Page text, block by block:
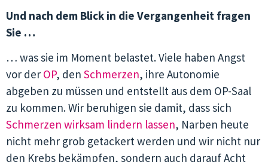
Und nach dem Blick in die Vergangenheit fragen
Sie …
… was sie im Moment belastet. Viele haben Angst
vor der OP, den Schmerzen, ihre Autonomie
abgeben zu müssen und entstellt aus dem OP-Saal
zu kommen. Wir beruhigen sie damit, dass sich
Schmerzen wirksam lindern lassen, Narben heute
nicht mehr grob getackert werden und wir nicht nur
den Krebs bekämpfen, sondern auch darauf Acht